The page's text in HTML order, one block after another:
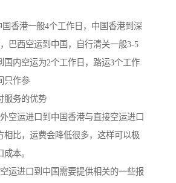
香港一般4个工作日，中国香港到深
巴西空运到中国，自行清关一般3-5
国内空运为2个工作日，路运3个工作
只作参
服务的优势
空运进口到中国香港与直接空运进口
相比，运费会降低很多，这样可以极
本。
运进口到中国需要提供相关的一些报